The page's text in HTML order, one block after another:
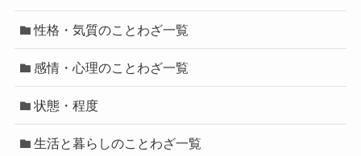
性格・気質のことわざ一覧
感情・心理のことわざ一覧
状態・程度
生活と暮らしのことわざ一覧